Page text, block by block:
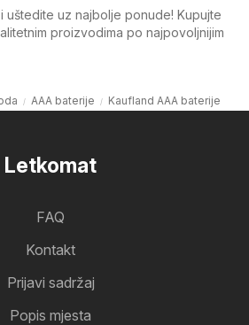
uštedite uz najbolje ponude! Kupujte
proizvodima po najpovoljnijim
AAA baterije Kaufland AAA baterije
Letkomat
FAQ
Kontakt
Prijavi sadržaj
Popis mjesta